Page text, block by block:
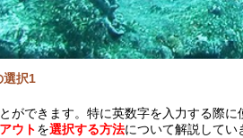
選択1
ができます。特に英数字を入力する際
ウトを選択する方法について解説してい